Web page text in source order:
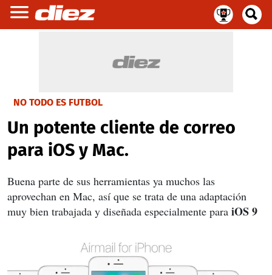
NO TODO ES FUTBOL
Un potente cliente de correo
para iOS y Mac.
Buena parte de sus herramientas ya muchos las
aprovechan en Mac, así que se trata de una adaptación
muy bien trabajada y diseñada especialmente para iOS 9